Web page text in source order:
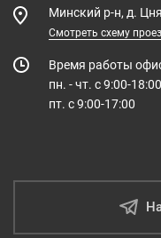
Минский р-н, д.
Смотреть схему
Время работы
пн. - чт. с 9:00-18:00
пт. с 9:00-17:00